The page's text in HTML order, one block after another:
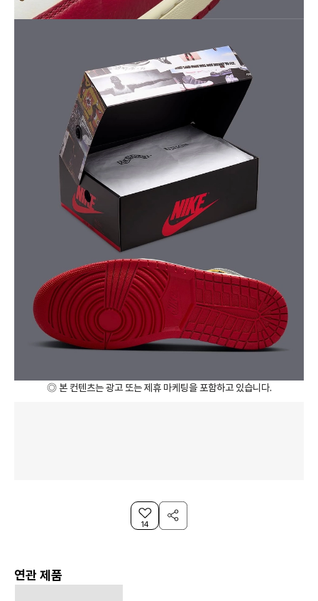
◎ 본 컨텐츠는 광고 또는 제휴 마케팅을 포함하고 있습니다.
14
연관 제품